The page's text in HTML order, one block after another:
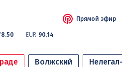
EUR 90.14
Прямой эфир
Волжский